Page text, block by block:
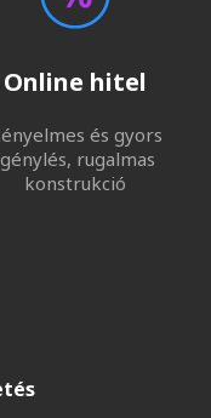
Online hitel
és gyors
rugalmas
konstrukció